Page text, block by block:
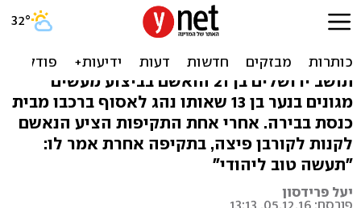
הסיע בן 13 מבית כנסת - ותקף
תושב ירושלים בן 21 הואשם בביצוע מעשים
מגונים בנער בן 13 שאותו נהג לאסוף ברכבו מבית
כנסת בבירה. אחרי אחת התקיפות הציע הנאשם
לקנות לקורבן פיצה, בתקיפה אחרת אמר לו:
"תעשה טוב ליהודי"
יעל פרידסון
פורסם: 05.12.16, 13:13